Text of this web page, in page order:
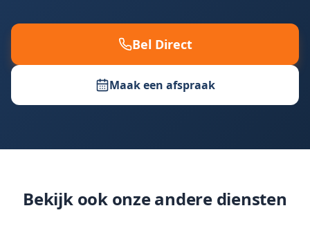
Bel Direct
Maak een afspraak
Bekijk ook onze andere diensten